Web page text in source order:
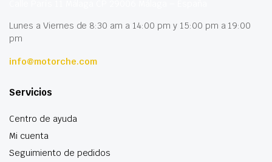
Lunes a Viernes de 8:30 am a 14:00 pm y 15:00 pm a 19:00
pm
info@motorche.com
Servicios
Centro de ayuda
Mi cuenta
Seguimiento de pedidos